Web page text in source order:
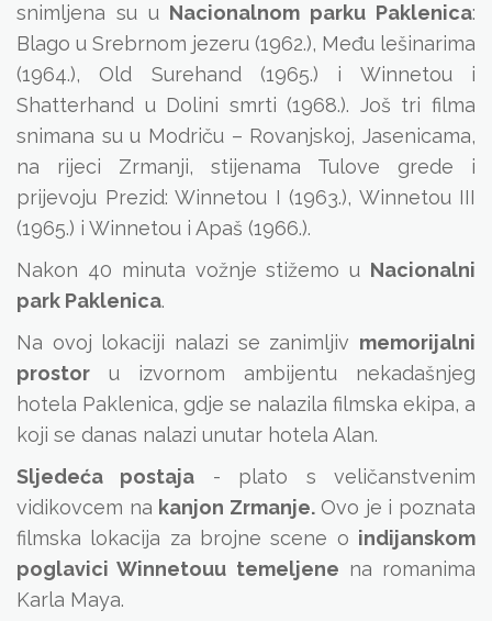
snimljena su u Nacionalnom parku Paklenica:
Blago u Srebrnom jezeru (1962.), Među lešinarima
(1964.), Old Surehand (1965.) i Winnetou i
Shatterhand u Dolini smrti (1968.). Još tri filma
snimana su u Modriču – Rovanjskoj, Jasenicama,
na rijeci Zrmanji, stijenama Tulove grede i
prijevoju Prezid: Winnetou I (1963.), Winnetou III
(1965.) i Winnetou i Apaš (1966.).
Nakon 40 minuta vožnje stižemo u Nacionalni
park Paklenica.
Na ovoj lokaciji nalazi se zanimljiv memorijalni
prostor u izvornom ambijentu nekadašnjeg
hotela Paklenica, gdje se nalazila filmska ekipa, a
koji se danas nalazi unutar hotela Alan.
Sljedeća postaja - plato sveličanstvenim
vidikovcem na kanjon Zrmanje.Ovo je i poznata
filmska lokacija za brojne scene o indijanskom
poglavici Winnetouu temeljene na romanima
Karla Maya.